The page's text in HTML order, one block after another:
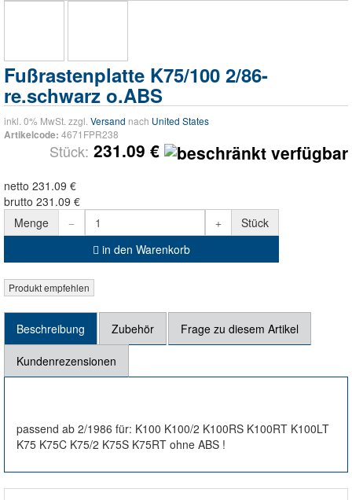
Fußrastenplatte K75/100 2/86-
re.schwarz o.ABS
inkl. 0% MwSt. zzgl. Versand nach United States
Artikelcode: 4671FPR238
Stück: 231.09 €
netto 231.09 €
brutto 231.09 €
Menge
Stück
in den Warenkorb
Beschreibung Zubehör Frage zu diesem Artikel
Kundenrezensionen
passend ab 2/1986 für: K100 K100/2 K100RS K100RT K100LT
K75 K75C K75/2 K75S K75RT ohne ABS !